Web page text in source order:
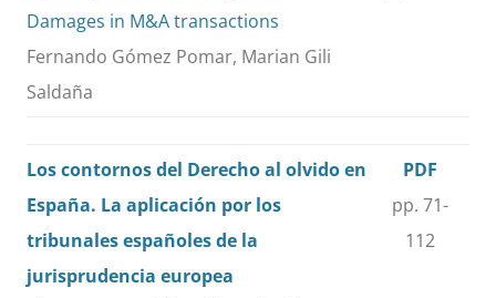
Damages in M&A transactions
Fernando Gómez Pomar, Marian Gili
Saldaña
Los contornos del Derecho al olvido en
España. La aplicación por los
tribunales españoles de la
jurisprudencia europea
PDF
pp. 71-
112